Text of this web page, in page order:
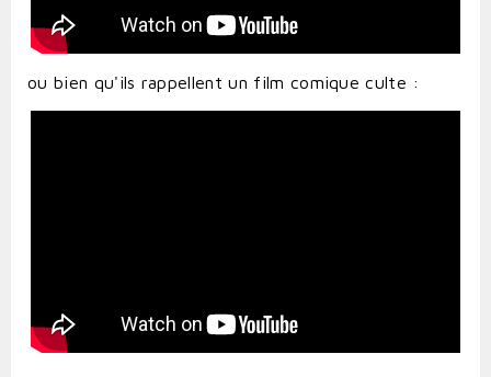
ou bien qu'ils rappellent un film comique culte :